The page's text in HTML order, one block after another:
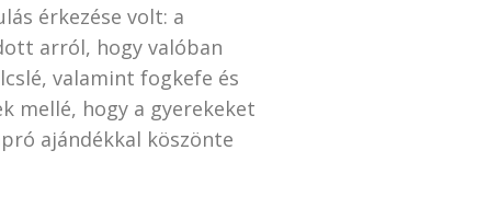
érkezése volt: a
arról, hogy valóban
valamint fogkefe és
mellé, hogy a gyerekeket
ajándékkal köszönte